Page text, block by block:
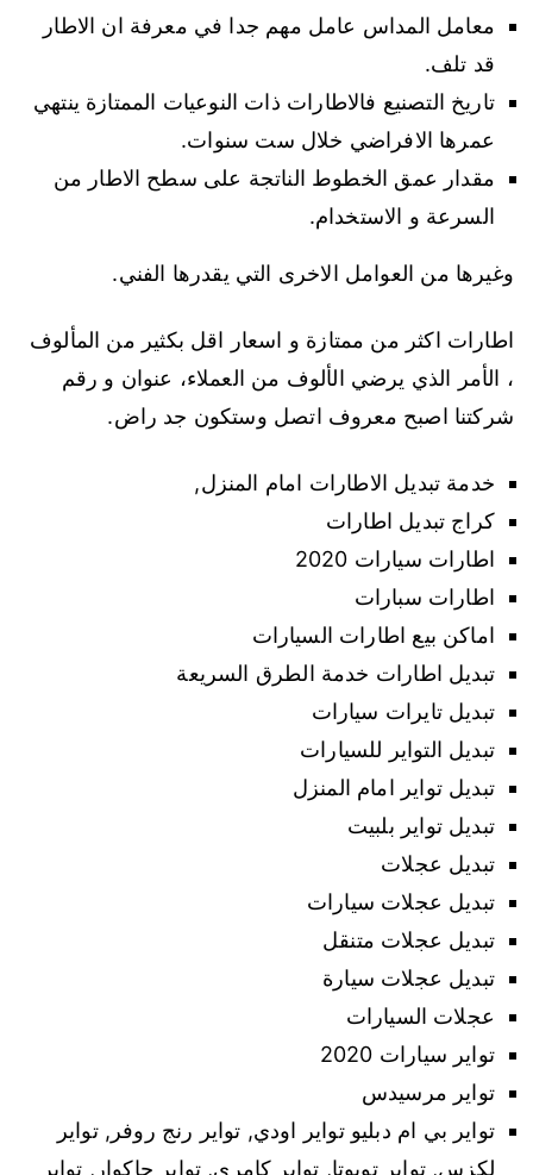
معامل المداس عامل مهم جدا في معرفة ان الاطار
قد تلف.
تاريخ التصنيع فالاطارات ذات النوعيات الممتازة ينتهي
عمرها الافراضي خلال ست سنوات.
مقدار عمق الخطوط الناتجة على سطح الاطار من
السرعة و الاستخدام.
وغيرها من العوامل الاخرى التي يقدرها الفني.
اطارات اكثر من ممتازة و اسعار اقل بكثير من المألوف
، الأمر الذي يرضي الألوف من العملاء، عنوان و رقم
شركتنا اصبح معروف اتصل وستكون جد راض.
خدمة تبديل الاطارات امام المنزل,
كراج تبديل اطارات
اطارات سيارات 2020
اطارات سبارات
اماكن بيع اطارات السيارات
تبديل اطارات خدمة الطرق السريعة
تبديل تايرات سيارات
تبديل التواير للسيارات
تبديل تواير امام المنزل
تبديل تواير بلبيت
تبديل عجلات
تبديل عجلات سيارات
تبديل عجلات متنقل
تبديل عجلات سيارة
عجلات السيارات
تواير سيارات 2020
تواير مرسيدس
تواير بي ام دبليو تواير اودي, تواير رنج روفر, تواير
لكزس, تواير تويوتا, تواير كامري, تواير جاكوار, تواير